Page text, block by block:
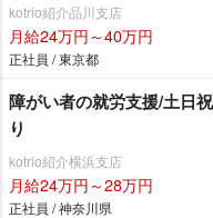
kotrio紹介品川支店
月給24万円～40万円
正社員 / 東京都
障がい者の就労支援/土日
り
kotrio紹介横浜支店
月給24万円～28万円
正社員 / 神奈川県